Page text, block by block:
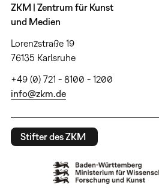
ZKM | Zentrum für Kunst
und Medien
Lorenzstraße 19
76135 Karlsruhe
+49 (0) 721 - 8100 - 1200
info@zkm.de
Stifter des ZKM